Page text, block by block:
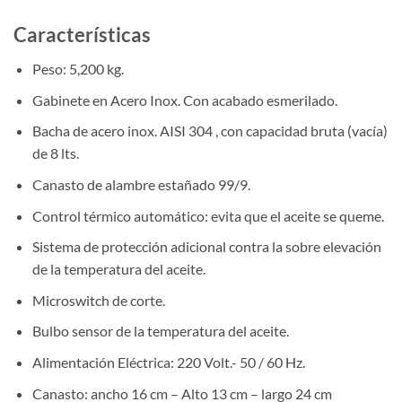
Características
Peso: 5,200 kg.
Gabinete en Acero Inox. Con acabado esmerilado.
Bacha de acero inox. AISI 304 , con capacidad bruta (vacía)
de 8 lts.
Canasto de alambre estañado 99/9.
Control térmico automático: evita que el aceite se queme.
Sistema de protección adicional contra la sobre elevación
de la temperatura del aceite.
Microswitch de corte.
Bulbo sensor de la temperatura del aceite.
Alimentación Eléctrica: 220 Volt.- 50 / 60 Hz.
Canasto: ancho 16 cm – Alto 13 cm – largo 24 cm